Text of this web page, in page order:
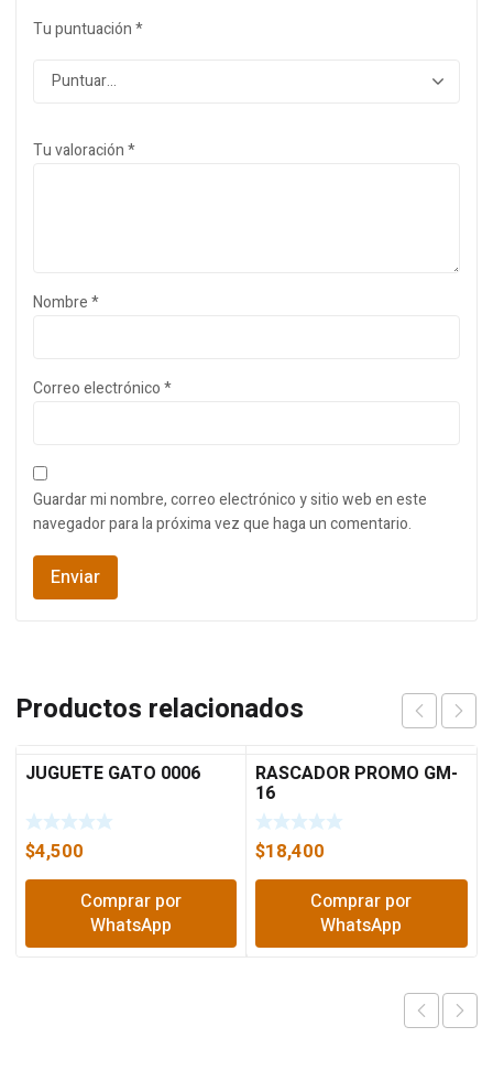
Tu puntuación*
Tu valoración*
Nombre*
Correo electrónico*
Guardar mi nombre, correo electrónico y sitio web en este
navegador para la próxima vez que haga un comentario.
Productos relacionados
JUGUETE GATO 0006
$4,500
Comprar por
WhatsApp
RASCADOR PROMO GM-
16
$18,400
Comprar por
WhatsApp